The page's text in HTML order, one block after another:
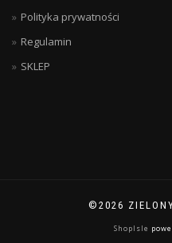
Polityka prywatności
Regulamin
SKLEP
©2026
ShopIsle